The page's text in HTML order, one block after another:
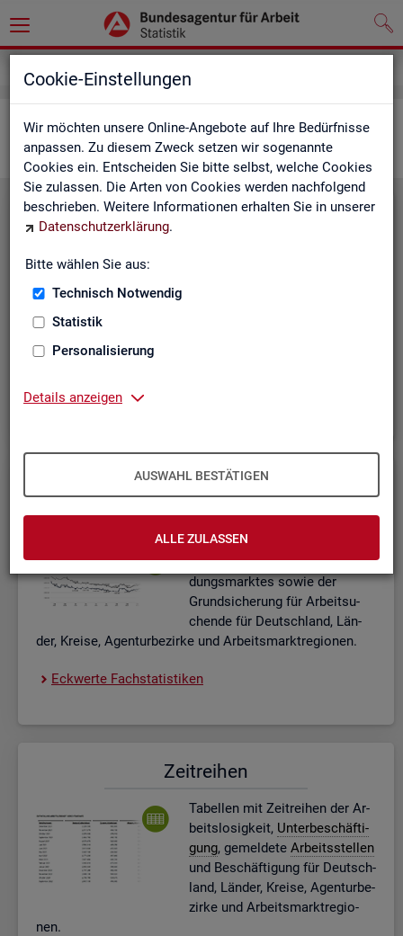
Cookie-Einstellungen
Wir möchten unsere Online-Angebote auf Ihre Bedürfnisse
anpassen. Zu diesem Zweck setzen wir sogenannte
Cookies ein. Entscheiden Sie bitte selbst, welche Cookies
Sie zulassen. Die Arten von Cookies werden nachfolgend
beschrieben. Weitere Informationen erhalten Sie in unserer
Datenschutzerklärung.
Bitte wählen Sie aus:
Technisch Notwendig
Statistik
Personalisierung
Details anzeigen
AUSWAHL BESTÄTIGEN
ALLE ZULASSEN
Ar­beits­markt im Über­blick
Eck­wer­te Ar­beits­markt
Eck­wer­te Ar­beits­markt
Eck­wer­te Fach­sta­tis­ti­ken
bel­len zu den ak­tu­el­len Eck­
wer­ten des Ar­beits- und Aus­bil­
dungs­mark­tes sowie der
Grund­si­che­rung für Ar­beit­su­
chen­de für Deutsch­land, Län­
der, Krei­se, Agen­tur­be­zir­ke und Ar­beits­markt­re­gio­nen.
Eck­wer­te Fach­sta­tis­ti­ken
Zeit­rei­hen
Ta­bel­len mit Zeit­rei­hen der Ar­
beits­lo­sig­keit, Un­ter­be­schäf­ti­
gung, ge­mel­de­te Ar­beits­stel­len
und Be­schäf­ti­gung für Deutsch­
land, Län­der, Krei­se, Agen­tur­be­
zir­ke und Ar­beits­markt­re­gio­
nen.